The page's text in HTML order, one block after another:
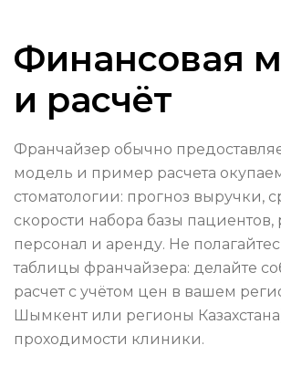
Финансовая
и расчёт
Франчайзер обычно
модель и пример расчета
стоматологии: прогноз выручки,
скорости набора базы пациентов,
персонал и аренду. Не
таблицы франчайзера: делайте
расчет с учётом цен в вашем
Шымкент или регионы
проходимости клиники.